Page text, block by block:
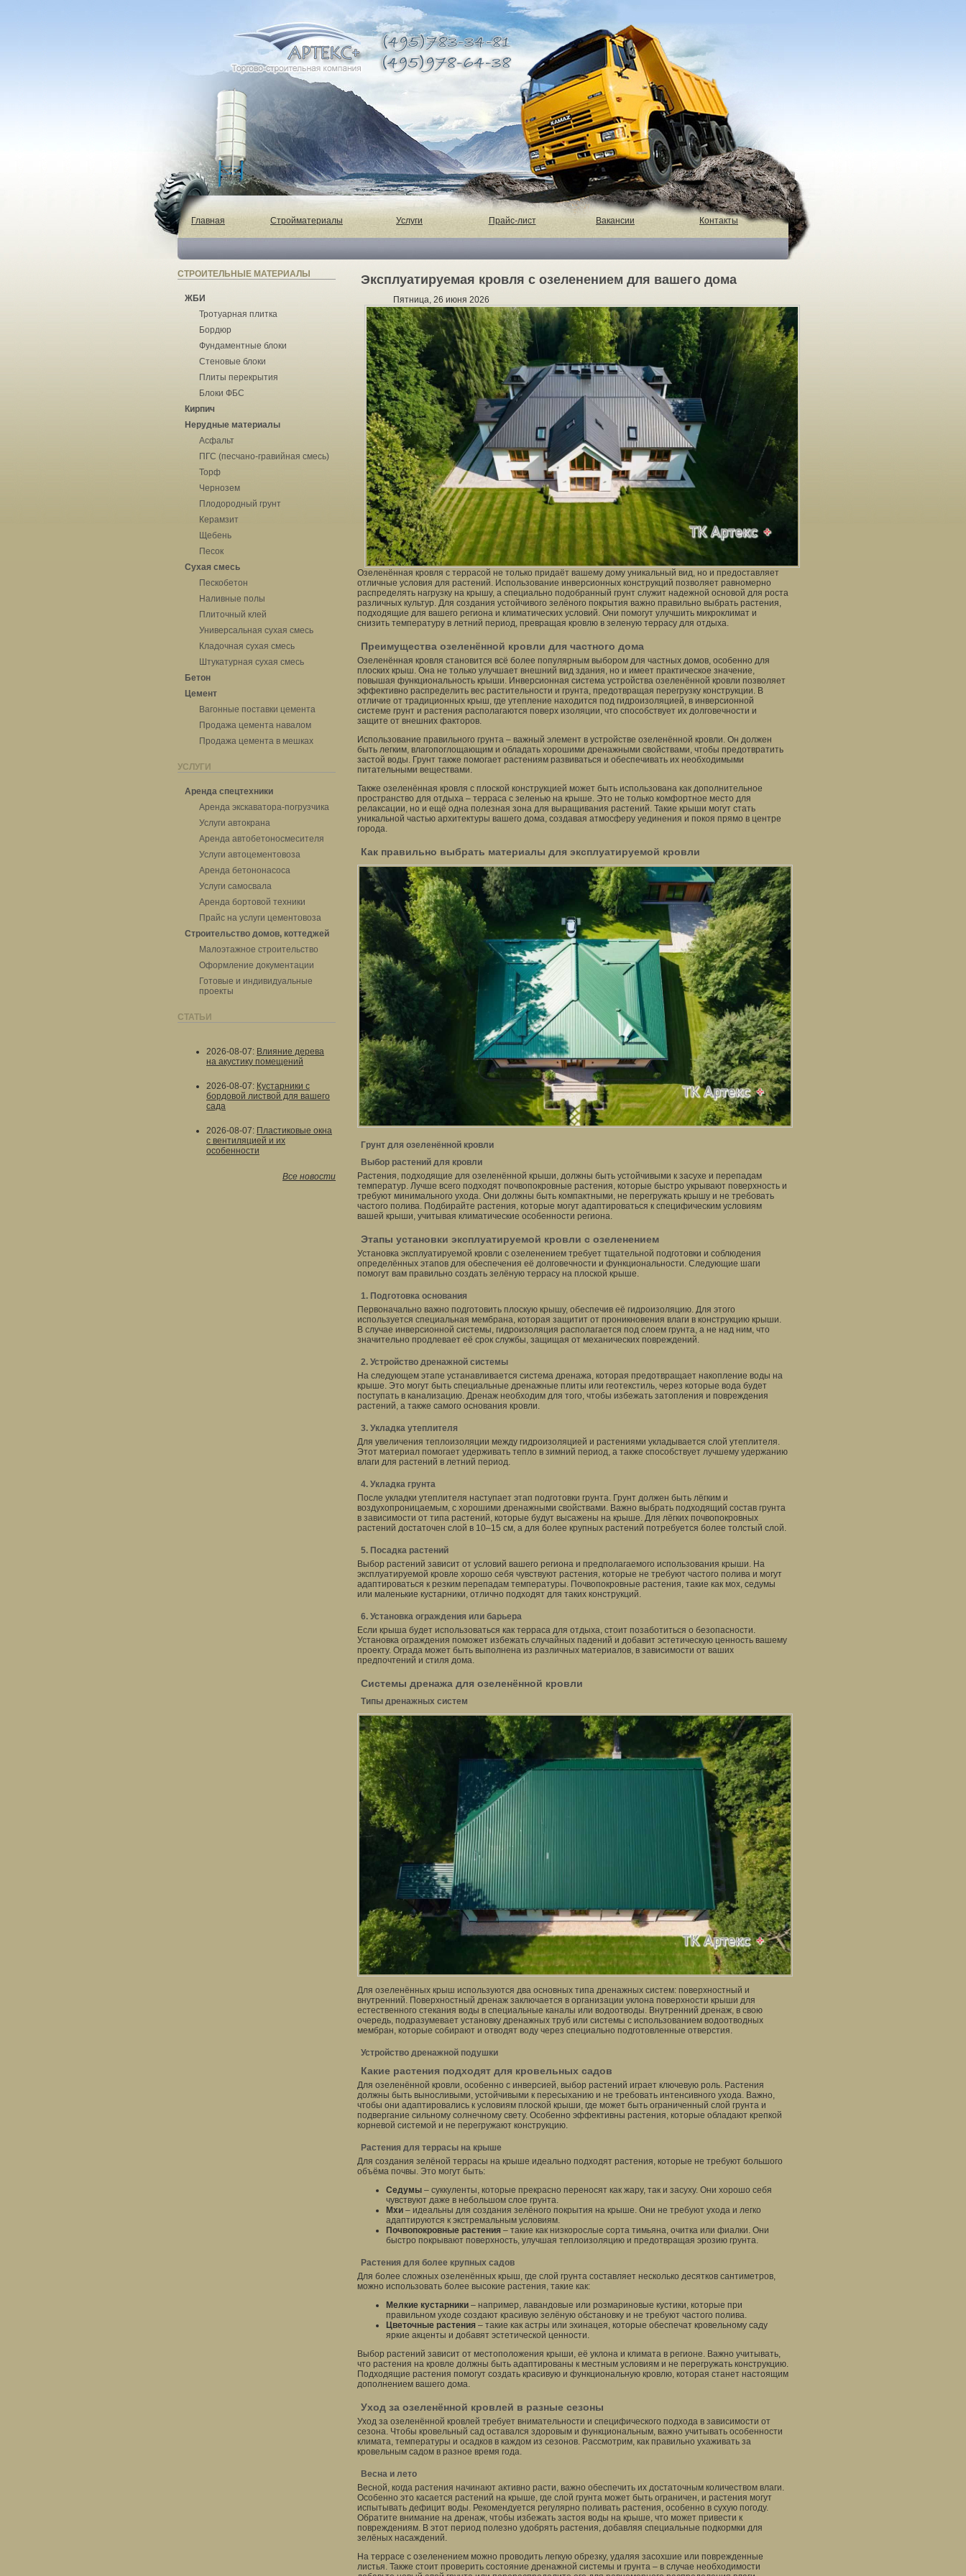
Главная Стройматериалы Услуги Прайс-лист Вакансии Контакты
СТРОИТЕЛЬНЫЕ МАТЕРИАЛЫ
ЖБИ
Тротуарная плитка
Бордюр
Фундаментные блоки
Стеновые блоки
Плиты перекрытия
Блоки ФБС
Кирпич
Нерудные материалы
Асфальт
ПГС (песчано-гравийная смесь)
Торф
Чернозем
Плодородный грунт
Керамзит
Щебень
Песок
Сухая смесь
Пескобетон
Наливные полы
Плиточный клей
Универсальная сухая смесь
Кладочная сухая смесь
Штукатурная сухая смесь
Бетон
Цемент
Вагонные поставки цемента
Продажа цемента навалом
Продажа цемента в мешках
УСЛУГИ
Аренда спецтехники
Аренда экскаватора-погрузчика
Услуги автокрана
Аренда автобетоносмесителя
Услуги автоцементовоза
Аренда бетононасоса
Услуги самосвала
Аренда бортовой техники
Прайс на услуги цементовоза
Строительство домов, коттеджей
Малоэтажное строительство
Оформление документации
Готовые и индивидуальные
проекты
СТАТЬИ
2026-08-07: Влияние дерева
на акустику помещений
2026-08-07: Кустарники с
бордовой листвой для вашего
сада
2026-08-07: Пластиковые окна
с вентиляцией и их
особенности
Все новости
Эксплуатируемая кровля с озеленением для вашего дома
Пятница, 26 июня 2026
Озеленённая кровля с террасой не только придаёт вашему дому уникальный вид, но и предоставляет
отличные условия для растений. Использование инверсионных конструкций позволяет равномерно
распределять нагрузку на крышу, а специально подобранный грунт служит надежной основой для роста
различных культур. Для создания устойчивого зелёного покрытия важно правильно выбрать растения,
подходящие для вашего региона и климатических условий. Они помогут улучшить микроклимат и
снизить температуру в летний период, превращая кровлю в зеленую террасу для отдыха.
Преимущества озеленённой кровли для частного дома
Озеленённая кровля становится всё более популярным выбором для частных домов, особенно для
плоских крыш. Она не только улучшает внешний вид здания, но и имеет практическое значение,
повышая функциональность крыши. Инверсионная система устройства озеленённой кровли позволяет
эффективно распределить вес растительности и грунта, предотвращая перегрузку конструкции. В
отличие от традиционных крыш, где утепление находится под гидроизоляцией, в инверсионной
системе грунт и растения располагаются поверх изоляции, что способствует их долговечности и
защите от внешних факторов.
Использование правильного грунта – важный элемент в устройстве озеленённой кровли. Он должен
быть легким, влагопоглощающим и обладать хорошими дренажными свойствами, чтобы предотвратить
застой воды. Грунт также помогает растениям развиваться и обеспечивать их необходимыми
питательными веществами.
Также озеленённая кровля с плоской конструкцией может быть использована как дополнительное
пространство для отдыха – терраса с зеленью на крыше. Это не только комфортное место для
релаксации, но и ещё одна полезная зона для выращивания растений. Такие крыши могут стать
уникальной частью архитектуры вашего дома, создавая атмосферу уединения и покоя прямо в центре
города.
Как правильно выбрать материалы для эксплуатируемой кровли
Грунт для озеленённой кровли
Выбор растений для кровли
Растения, подходящие для озеленённой крыши, должны быть устойчивыми к засухе и перепадам
температур. Лучше всего подходят почвопокровные растения, которые быстро укрывают поверхность и
требуют минимального ухода. Они должны быть компактными, не перегружать крышу и не требовать
частого полива. Подбирайте растения, которые могут адаптироваться к специфическим условиям
вашей крыши, учитывая климатические особенности региона.
Этапы установки эксплуатируемой кровли с озеленением
Установка эксплуатируемой кровли с озеленением требует тщательной подготовки и соблюдения
определённых этапов для обеспечения её долговечности и функциональности. Следующие шаги
помогут вам правильно создать зелёную террасу на плоской крыше.
1. Подготовка основания
Первоначально важно подготовить плоскую крышу, обеспечив её гидроизоляцию. Для этого
используется специальная мембрана, которая защитит от проникновения влаги в конструкцию крыши.
В случае инверсионной системы, гидроизоляция располагается под слоем грунта, а не над ним, что
значительно продлевает её срок службы, защищая от механических повреждений.
2. Устройство дренажной системы
На следующем этапе устанавливается система дренажа, которая предотвращает накопление воды на
крыше. Это могут быть специальные дренажные плиты или геотекстиль, через которые вода будет
поступать в канализацию. Дренаж необходим для того, чтобы избежать затопления и повреждения
растений, а также самого основания кровли.
3. Укладка утеплителя
Для увеличения теплоизоляции между гидроизоляцией и растениями укладывается слой утеплителя.
Этот материал помогает удерживать тепло в зимний период, а также способствует лучшему удержанию
влаги для растений в летний период.
4. Укладка грунта
После укладки утеплителя наступает этап подготовки грунта. Грунт должен быть лёгким и
воздухопроницаемым, с хорошими дренажными свойствами. Важно выбрать подходящий состав грунта
в зависимости от типа растений, которые будут высажены на крыше. Для лёгких почвопокровных
растений достаточен слой в 10–15 см, а для более крупных растений потребуется более толстый слой.
5. Посадка растений
Выбор растений зависит от условий вашего региона и предполагаемого использования крыши. На
эксплуатируемой кровле хорошо себя чувствуют растения, которые не требуют частого полива и могут
адаптироваться к резким перепадам температуры. Почвопокровные растения, такие как мох, седумы
или маленькие кустарники, отлично подходят для таких конструкций.
6. Установка ограждения или барьера
Если крыша будет использоваться как терраса для отдыха, стоит позаботиться о безопасности.
Установка ограждения поможет избежать случайных падений и добавит эстетическую ценность вашему
проекту. Ограда может быть выполнена из различных материалов, в зависимости от ваших
предпочтений и стиля дома.
Системы дренажа для озеленённой кровли
Типы дренажных систем
Для озеленённых крыш используются два основных типа дренажных систем: поверхностный и
внутренний. Поверхностный дренаж заключается в организации уклона поверхности крыши для
естественного стекания воды в специальные каналы или водоотводы. Внутренний дренаж, в свою
очередь, подразумевает установку дренажных труб или системы с использованием водоотводных
мембран, которые собирают и отводят воду через специально подготовленные отверстия.
Устройство дренажной подушки
Какие растения подходят для кровельных садов
Для озеленённой кровли, особенно с инверсией, выбор растений играет ключевую роль. Растения
должны быть выносливыми, устойчивыми к пересыханию и не требовать интенсивного ухода. Важно,
чтобы они адаптировались к условиям плоской крыши, где может быть ограниченный слой грунта и
подвергание сильному солнечному свету. Особенно эффективны растения, которые обладают крепкой
корневой системой и не перегружают конструкцию.
Растения для террасы на крыше
Для создания зелёной террасы на крыше идеально подходят растения, которые не требуют большого
объёма почвы. Это могут быть:
Седумы – суккуленты, которые прекрасно переносят как жару, так и засуху. Они хорошо себя
чувствуют даже в небольшом слое грунта.
Мхи – идеальны для создания зелёного покрытия на крыше. Они не требуют ухода и легко
адаптируются к экстремальным условиям.
Почвопокровные растения – такие как низкорослые сорта тимьяна, очитка или фиалки. Они
быстро покрывают поверхность, улучшая теплоизоляцию и предотвращая эрозию грунта.
Растения для более крупных садов
Для более сложных озеленённых крыш, где слой грунта составляет несколько десятков сантиметров,
можно использовать более высокие растения, такие как:
Мелкие кустарники – например, лавандовые или розмариновые кустики, которые при
правильном уходе создают красивую зелёную обстановку и не требуют частого полива.
Цветочные растения – такие как астры или эхинацея, которые обеспечат кровельному саду
яркие акценты и добавят эстетической ценности.
Выбор растений зависит от местоположения крыши, её уклона и климата в регионе. Важно учитывать,
что растения на кровле должны быть адаптированы к местным условиям и не перегружать конструкцию.
Подходящие растения помогут создать красивую и функциональную кровлю, которая станет настоящим
дополнением вашего дома.
Уход за озеленённой кровлей в разные сезоны
Уход за озеленённой кровлей требует внимательности и специфического подхода в зависимости от
сезона. Чтобы кровельный сад оставался здоровым и функциональным, важно учитывать особенности
климата, температуры и осадков в каждом из сезонов. Рассмотрим, как правильно ухаживать за
кровельным садом в разное время года.
Весна и лето
Весной, когда растения начинают активно расти, важно обеспечить их достаточным количеством влаги.
Особенно это касается растений на крыше, где слой грунта может быть ограничен, и растения могут
испытывать дефицит воды. Рекомендуется регулярно поливать растения, особенно в сухую погоду.
Обратите внимание на дренаж, чтобы избежать застоя воды на крыше, что может привести к
повреждениям. В этот период полезно удобрять растения, добавляя специальные подкормки для
зелёных насаждений.
На террасе с озеленением можно проводить легкую обрезку, удаляя засохшие или поврежденные
листья. Также стоит проверить состояние дренажной системы и грунта – в случае необходимости